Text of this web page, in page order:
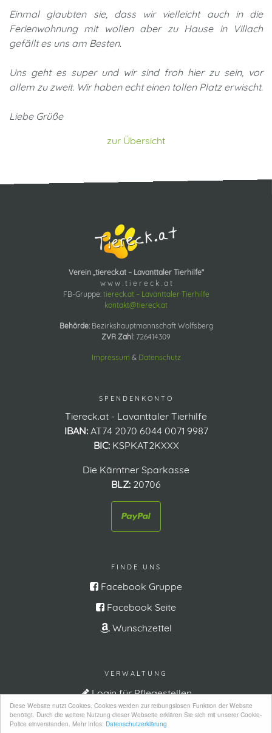
Diese Website nutzt Cookies. Cookies werden zur reibungslosen Funktion der Website
benötigt. Durch die weitere Nutzung dieser Webseite erklären Sie sich mit unserer Cookie-
Police einverstanden. Mehr Infos: Datenschutzerklärung
Einmal glaubten sie, dass wir vielleicht auch in die
Ferienwohnung mit wollen aber zu Hause in Villach
gefällt es uns am Besten.
Uns geht es super und wir sind froh hier zu sein, vor
allem zu zweit. Wir haben echt einen tollen Platz erwischt.
Liebe Grüße
zur Übersicht
Verein „tiereck.at – Lavanttaler Tierhilfe“
w w w . t i e r e c k . a t
FB-Gruppe: tiereck.at – Lavanttaler Tierhilfe
kontakt@tiereck.at
Behörde:Bezirkshauptmannschaft Wolfsberg
ZVR Zahl: 726414309
Impressum & Datenschutz
SPENDENKONTO
Tiereck.at - Lavanttaler Tierhilfe
IBAN:AT74 2070 6044 0071 9987
BIC:KSPKAT2KXXX
Die Kärntner Sparkasse
BLZ: 20706
FINDE UNS
Facebook Gruppe
Facebook Seite
Wunschzettel
VERWALTUNG
Login für Pflegestellen